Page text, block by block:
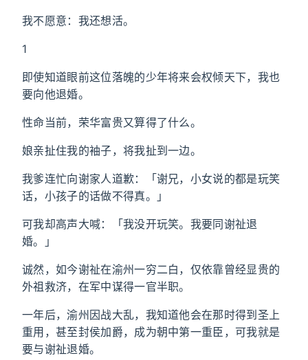
我不愿意：我还想活。
1
即使知道眼前这位落魄的少年将来会权倾天下，我也
要向他退婚。
性命当前，荣华富贵又算得了什么。
娘亲扯住我的袖子，将我扯到一边。
我爹连忙向谢家人道歉：「谢兄，小女说的都是玩笑
话，小孩子的话做不得真。」
可我却高声大喊：「我没开玩笑。我要同谢祉退
婚。」
诚然，如今谢祉在渝州一穷二白，仅依靠曾经显贵的
外祖救济，在军中谋得一官半职。
一年后，渝州因战大乱，我知道他会在那时得到圣上
重用，甚至封侯加爵，成为朝中第一重臣，可我就是
要与谢祉退婚。